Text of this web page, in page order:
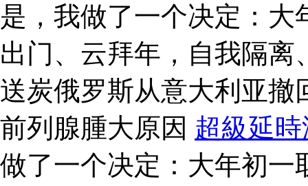
是，我做了一个决定：
出门、云拜年，自我隔
送炭俄罗斯从意大利亚撤
前列腺腫大原因 超級延
做了一个决定：大年初一